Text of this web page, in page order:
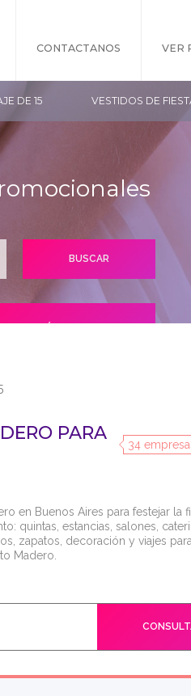
CONTACTANOS VER
DE 15 VESTIDOS DE
PARA
34
en Buenos Aires para festejar la
quintas, estancias, salones,
zapatos, decoración y viajes
Madero.